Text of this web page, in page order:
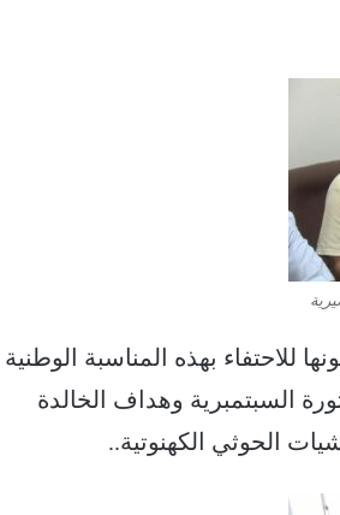
للاحتفاء بهذه المناسبة الوطنية
السبتمبرية وهداف الخالدة
الحوثي الكهنوتية..